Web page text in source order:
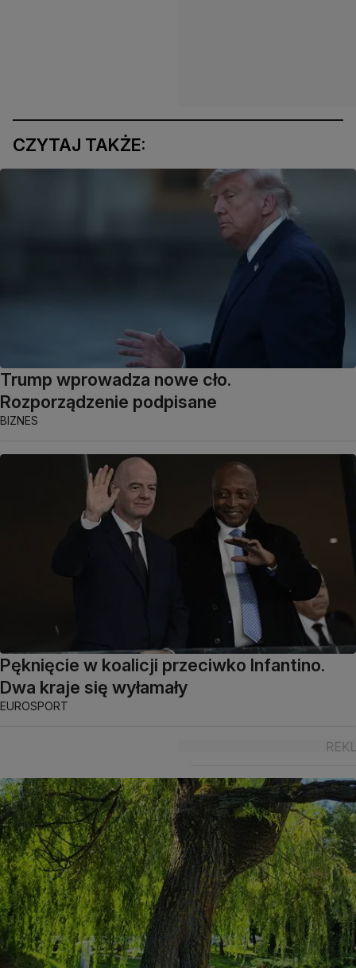
CZYTAJ TAKŻE:
Trump wprowadza nowe cło.
Rozporządzenie podpisane
BIZNES
Pęknięcie w koalicji przeciwko Infantino.
Dwa kraje się wyłamały
EUROSPORT